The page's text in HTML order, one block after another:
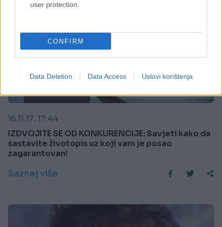
user protection.
CONFIRM
Data Deletion Data Access Uslovi korištenja
16.11.17. 17:44
IZDVOJITE SE OD KONKURENCIJE: Savjeti kako da
sastavite životopis uz koji vam je posao
zagarantovan!
Saznaj više